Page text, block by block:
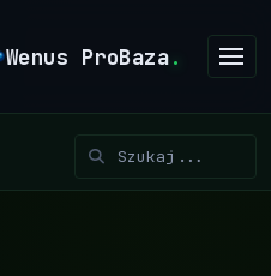
Wenus ProBaza.